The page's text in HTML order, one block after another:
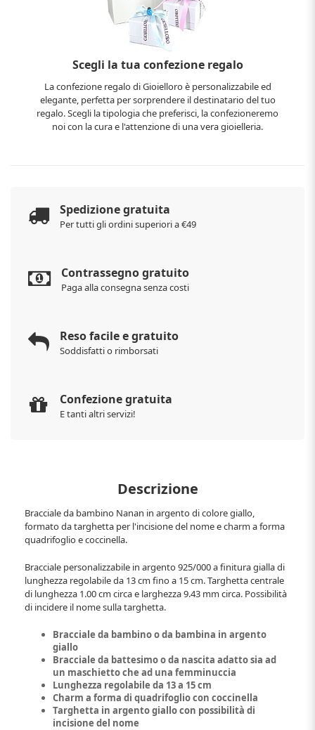
Scegli la tua confezione regalo
La confezione regalo di Gioielloro è personalizzabile ed
elegante, perfetta per sorprendere il destinatario del tuo
regalo. Scegli la tipologia che preferisci, la confezioneremo
noi con la cura e l'attenzione di una vera gioielleria.
Spedizione gratuita
Per tutti gli ordini superiori a €49
Contrassegno gratuito
Paga alla consegna senza costi
Reso facile e gratuito
Soddisfatti o rimborsati
Confezione gratuita
E tanti altri servizi!
Descrizione
Bracciale da bambino Nanan in argento di colore giallo,
formato da targhetta per l'incisione del nome e charm a forma
quadrifoglio e coccinella.
Bracciale personalizzabile in argento 925/000 a finitura gialla di
lunghezza regolabile da 13 cm fino a 15 cm. Targhetta centrale
di lunghezza 1.00 cm circa e larghezza 9.43 mm circa. Possibilità
di incidere il nome sulla targhetta.
Bracciale da bambino o da bambina in argento
giallo
Bracciale da battesimo o da nascita adatto sia ad
un maschietto che ad una femminuccia
Lunghezza regolabile da 13 a 15 cm
Charm a forma di quadrifoglio con coccinella
Targhetta in argento giallo con possibilità di
incisione del nome